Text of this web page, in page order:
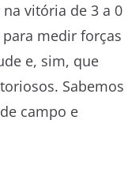
vitória de 3 a 0
medir forças
e, sim, que
Sabemos
campo e